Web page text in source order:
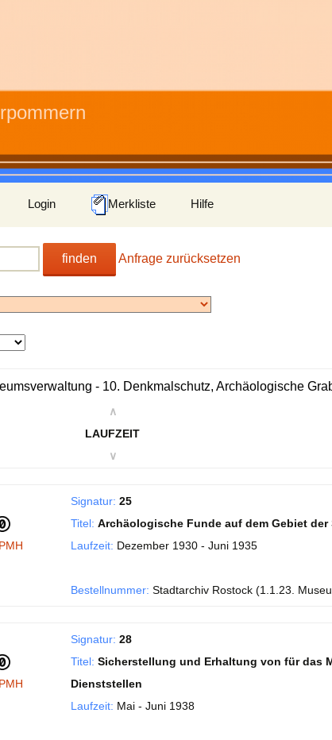
Login Merkliste Hilfe
finden Anfrage zurücksetzen
- 10. Denkmalschutz, Archäologische
∧
LAUFZEIT
∨
Signatur: 25
Titel: Archäologische Funde auf dem Gebiet
Laufzeit: Dezember 1930 - Juni 1935
Bestellnummer: Stadtarchiv Rostock (1.1.23.
Signatur: 28
Titel: Sicherstellung und Erhaltung von für das
Dienststellen
Laufzeit: Mai - Juni 1938